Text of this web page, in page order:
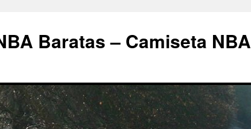
Baratas – Camiseta NBA